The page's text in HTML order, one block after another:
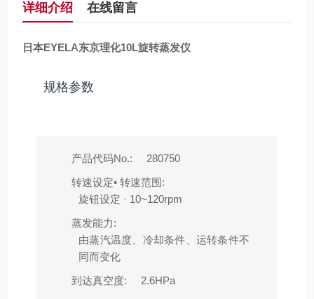
详细介绍 在线留言
日本EYELA东京理化10L旋转蒸发仪
规格参数
产品代码No.:
280750
转速设定• 转速范围:
旋钮设定 · 10~120rpm
蒸发能力:
由蒸汽温度、冷却条件、运转条件不
同而变化
到达真空度:
2.6HPa